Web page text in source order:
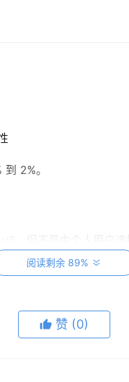
2%。
子。奖励 (AERO) 始
子里也是如此，并有助
阅读剩余 89%
赞 (0)